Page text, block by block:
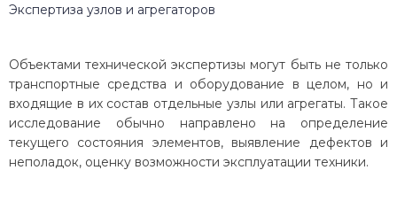
Экспертиза узлов и агрегаторов
Объектами технической экспертизы могут быть не только
транспортные средства и оборудование в целом, но и
входящие в их состав отдельные узлы или агрегаты. Такое
исследование обычно направлено на определение
текущего состояния элементов, выявление дефектов и
неполадок, оценку возможности эксплуатации техники.